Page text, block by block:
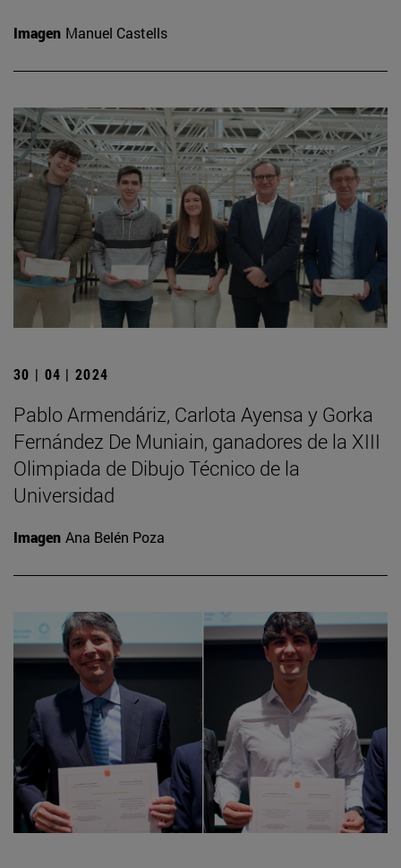
Imagen Manuel Castells
30 | 04 | 2024
Pablo Armendáriz, Carlota Ayensa y Gorka
Fernández De Muniain, ganadores de la XIII
Olimpiada de Dibujo Técnico de la
Universidad
Imagen Ana Belén Poza